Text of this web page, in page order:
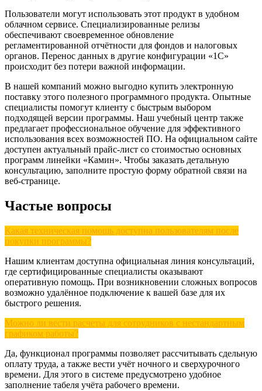
Пользователи могут использовать этот продукт в удобном
облачном сервисе. Специализированные релизы
обеспечивают своевременное обновление
регламентированной отчётности для фондов и налоговых
органов. Перенос данных в другие конфигурации «1С»
происходит без потери важной информации.
В нашей компаний можно выгодно купить электронную
поставку этого полезного программного продукта. Опытные
специалисты помогут клиенту с быстрым выбором
подходящей версии программы. Наш учебный центр также
предлагает профессиональное обучение для эффективного
использования всех возможностей ПО. На официальном сайте
доступен актуальный прайс‑лист со стоимостью основных
программ линейки «Камин». Чтобы заказать детальную
консультацию, заполните простую форму обратной связи на
веб‑странице.
Частые вопросы
Какая техническая помощь доступна пользователям после
покупки программы?
Нашим клиентам доступна официальная линия консультаций,
где сертифицированные специалисты оказывают
оперативную помощь. При возникновении сложных вопросов
возможно удалённое подключение к вашей базе для их
быстрого решения.
Можно ли вести расчеты для сотрудников с нестандартным
графиком работы?
Да, функционал программы позволяет рассчитывать сдельную
оплату труда, а также вести учёт ночного и сверхурочного
времени. Для этого в системе предусмотрено удобное
заполнение табеля учёта рабочего времени.